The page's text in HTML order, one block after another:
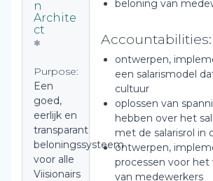
n
Archite
ct
Purpose:
Een
goed,
eerlijk en
transparant
beloningssysteem
voor alle
Viisionairs
beloning van
Accountabilities:
ontwerpen,
een salarismodel
cultuur
oplossen van
hebben over het
met de salarisrol in
ontwerpen,
processen voor het
van medewerkers